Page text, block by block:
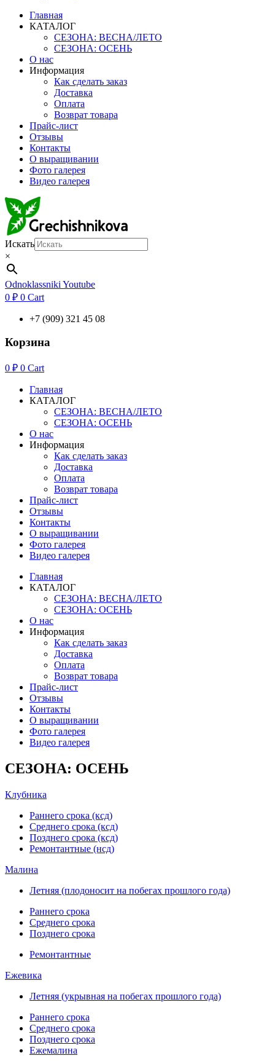
Главная
КАТАЛОГ
СЕЗОНА: ВЕСНА/ЛЕТО
СЕЗОНА: ОСЕНЬ
О нас
Информация
Как сделать заказ
Доставка
Оплата
Возврат товара
Прайс-лист
Отзывы
Контакты
О выращивании
Фото галерея
Видео галерея
Искать
×
Odnoklassniki Youtube
0 ₽ 0 Cart
+7 (909) 321 45 08
Корзина
0 ₽ 0 Cart
Главная
КАТАЛОГ
СЕЗОНА: ВЕСНА/ЛЕТО
СЕЗОНА: ОСЕНЬ
О нас
Информация
Как сделать заказ
Доставка
Оплата
Возврат товара
Прайс-лист
Отзывы
Контакты
О выращивании
Фото галерея
Видео галерея
Главная
КАТАЛОГ
СЕЗОНА: ВЕСНА/ЛЕТО
СЕЗОНА: ОСЕНЬ
О нас
Информация
Как сделать заказ
Доставка
Оплата
Возврат товара
Прайс-лист
Отзывы
Контакты
О выращивании
Фото галерея
Видео галерея
СЕЗОНА: ОСЕНЬ
Клубника
Раннего срока (ксд)
Среднего срока (ксд)
Позднего срока (ксд)
Ремонтантные (нсд)
Малина
Летняя (плодоносит на побегах прошлого года)
Раннего срока
Среднего срока
Позднего срока
Ремонтантные
Ежевика
Летняя (укрывная на побегах прошлого года)
Раннего срока
Среднего срока
Позднего срока
Ежемалина